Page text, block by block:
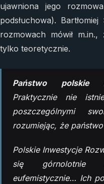
ujawniona jego
podsłuchowa).
rozmowach mówił m.in.,
tylko teoretycznie.
Państwo polskie
Praktycznie nie
poszczególnymi
rozumiejąc, że państwo
Polskie Inwestycje
się górnolotnie
eufemistycznie… Ich